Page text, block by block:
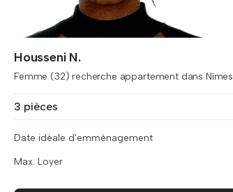
Housseni N.
Femme (32) recherche appartement dans Nîmes
3 pièces
Date idéale d'emménagement
Max. Loyer